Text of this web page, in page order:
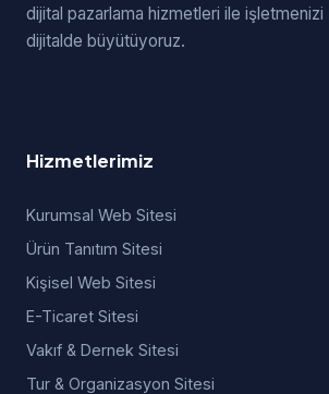
dijital pazarlama hizmetleri ile işletmenizi
dijitalde büyütüyoruz.
Hizmetlerimiz
Kurumsal Web Sitesi
Ürün Tanıtım Sitesi
Kişisel Web Sitesi
E-Ticaret Sitesi
Vakıf & Dernek Sitesi
Tur & Organizasyon Sitesi